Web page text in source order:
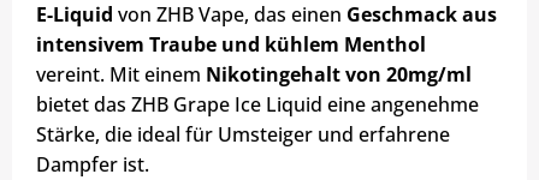
E-Liquid von ZHB Vape, das einen Geschmack aus
intensivem Traube und kühlem Menthol
vereint. Mit einem Nikotingehalt von 20mg/ml
bietet das ZHB Grape Ice Liquid eine angenehme
Stärke, die ideal für Umsteiger und erfahrene
Dampfer ist.